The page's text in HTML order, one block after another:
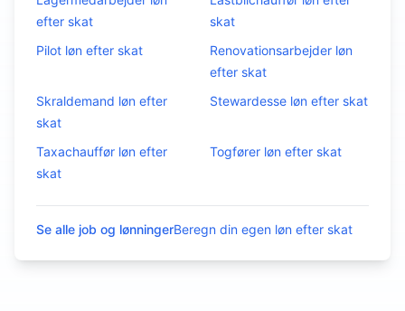
efter skat
skat
Pilot løn efter skat Renovationsarbejder løn
efter skat
Skraldemand løn efter
skat
Stewardesse løn efter skat
Taxachauffør løn efter
skat
Togfører løn efter skat
Se alle job og lønningerBeregn din egen løn efter skat